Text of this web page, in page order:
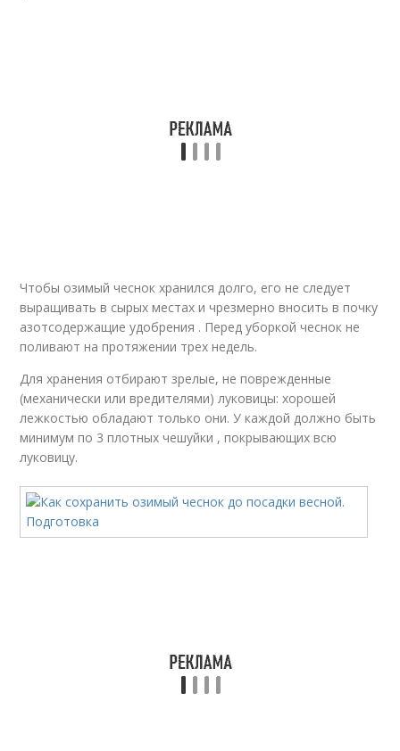
Чтобы озимый чеснок хранился долго, его не следует
выращивать в сырых местах и чрезмерно вносить в почку
азотсодержащие удобрения . Перед уборкой чеснок не
поливают на протяжении трех недель.
Для хранения отбирают зрелые, не поврежденные
(механически или вредителями) луковицы: хорошей
лежкостью обладают только они. У каждой должно быть
минимум по 3 плотных чешуйки , покрывающих всю
луковицу.